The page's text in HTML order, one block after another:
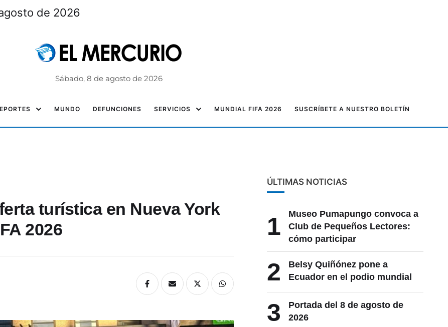
Portada del 8 de agosto de 2026
Sábado, 8 de agosto de 2026
MUNDO DEFUNCIONES SERVICIOS MUNDIAL FIFA 2026 SUSCRÍBETE A NUESTRO BOLETÍN
turística en Nueva York
2026
ÚLTIMAS NOTICIAS
1
Museo Pumapungo convoca a
Club de Pequeños Lectores:
cómo participar
2
Belsy Quiñónez pone a
Ecuador en el podio mundial
3
Portada del 8 de agosto de
2026